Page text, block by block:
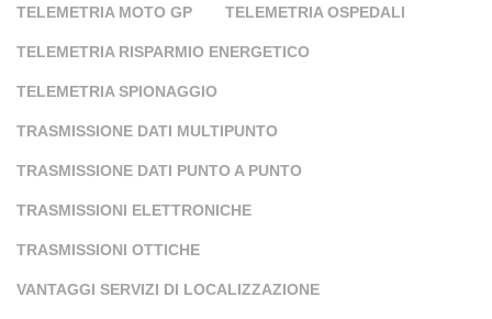
TELEMETRIA MOTO GP TELEMETRIA OSPEDALI
TELEMETRIA RISPARMIO ENERGETICO
TELEMETRIA SPIONAGGIO
TRASMISSIONE DATI MULTIPUNTO
TRASMISSIONE DATI PUNTO A PUNTO
TRASMISSIONI ELETTRONICHE
TRASMISSIONI OTTICHE
VANTAGGI SERVIZI DI LOCALIZZAZIONE